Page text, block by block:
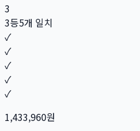
3
3등5개 일치
✓
✓
✓
✓
✓
1,433,960원